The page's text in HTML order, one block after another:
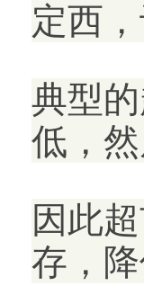
定西
典型
低，
因此
存，